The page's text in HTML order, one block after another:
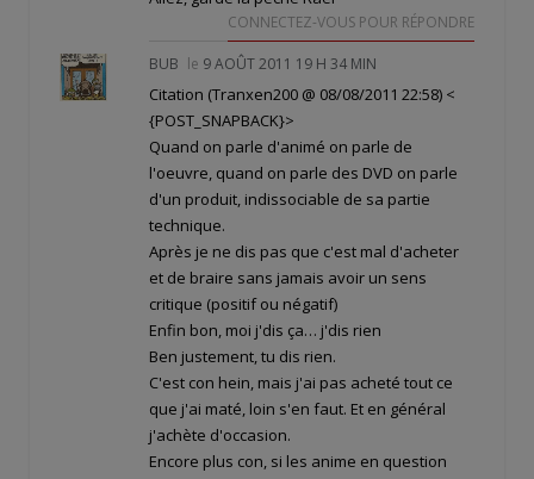
CONNECTEZ-VOUS POUR RÉPONDRE
BUB le 9 AOÛT 2011 19 H 34 MIN
Citation (Tranxen200 @ 08/08/2011 22:58) <
{POST_SNAPBACK}>
Quand on parle d'animé on parle de
l'oeuvre, quand on parle des DVD on parle
d'un produit, indissociable de sa partie
technique.
Après je ne dis pas que c'est mal d'acheter
et de braire sans jamais avoir un sens
critique (positif ou négatif)
Enfin bon, moi j'dis ça… j'dis rien
Ben justement, tu dis rien.
C'est con hein, mais j'ai pas acheté tout ce
que j'ai maté, loin s'en faut. Et en général
j'achète d'occasion.
Encore plus con, si les anime en question